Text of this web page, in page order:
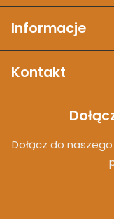
Informacje
Kontakt
Dołącz do